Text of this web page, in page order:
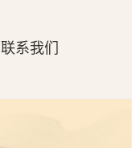
联系我们